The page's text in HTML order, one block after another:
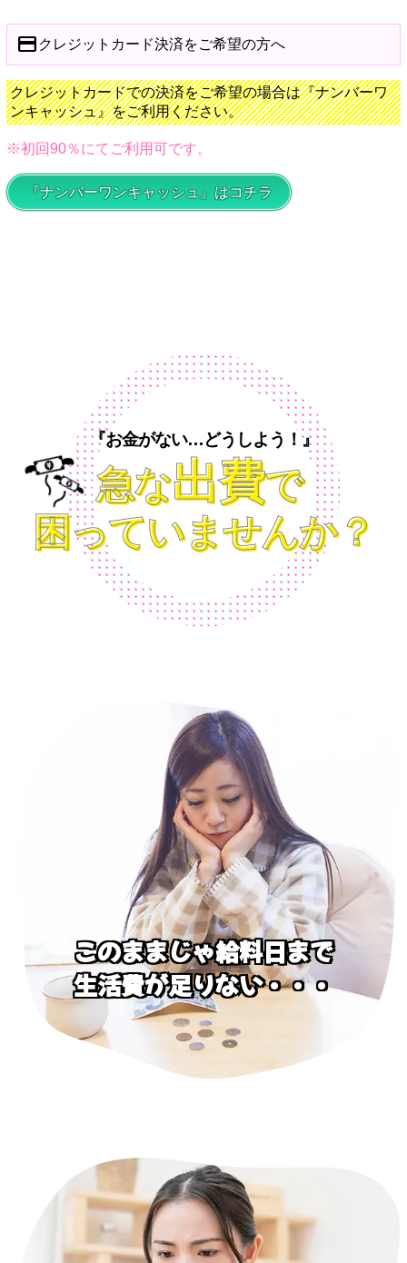
credit_card クレジットカード決済をご希望の方へ
クレジットカードでの決済をご希望の場合は『ナンバーワ
ンキャッシュ』をご利用ください。
※初回90％にてご利用可です。
『ナンバーワンキャッシュ』はコチラ
『お金がない…どうしよう！』
急な出費で
困っていませんか？
このままじゃ給料日まで
生活費が足りない・・・